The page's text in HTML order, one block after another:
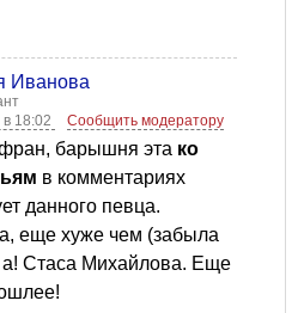
Иванова
18:02
Сообщить модератору
барышня эта ко
в комментариях
данного певца.
еще хуже чем (забыла
а! Стаса Михайлова. Еще